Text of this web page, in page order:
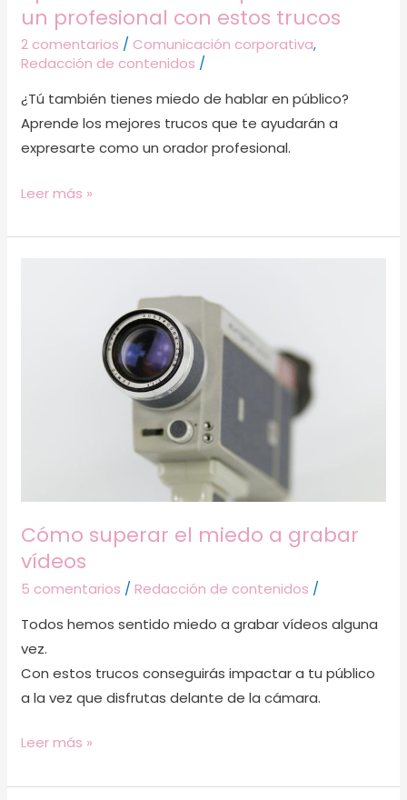
un profesional con estos trucos
2 comentarios / Comunicación corporativa,
Redacción de contenidos /
¿Tú también tienes miedo de hablar en público?
Aprende los mejores trucos que te ayudarán a
expresarte como un orador profesional.
Leer más »
Cómo superar el miedo a grabar
vídeos
5 comentarios /Redacción de contenidos /
Todos hemos sentido miedo a grabar vídeos alguna
vez.
Con estos trucos conseguirás impactar a tu público
a la vez que disfrutas delante de la cámara.
Leer más »